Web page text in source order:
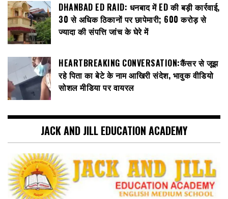
DHANBAD ED RAID: धनबाद में ED की बड़ी कार्रवाई,
30 से अधिक ठिकानों पर छापेमारी; 600 करोड़ से
ज्यादा की संपत्ति जांच के घेरे में
HEARTBREAKING CONVERSATION:कैंसर से जूझ
रहे पिता का बेटे के नाम आखिरी संदेश, भावुक वीडियो
सोशल मीडिया पर वायरल
JACK AND JILL EDUCATION ACADEMY